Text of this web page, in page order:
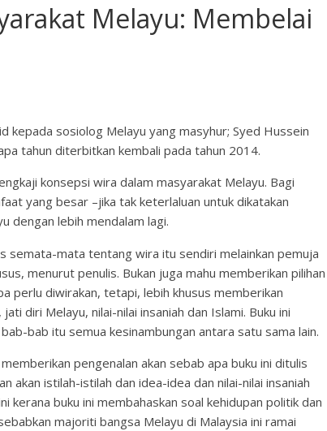
Melayu: Membelai
kepada sosiolog Melayu yang masyhur; Syed Hussein
tahun diterbitkan kembali pada tahun 2014.
konsepsi wira dalam masyarakat Melayu. Bagi
yang besar –jika tak keterlaluan untuk dikatakan
dengan lebih mendalam lagi.
semata-mata tentang wira itu sendiri melainkan pemuja
menurut penulis. Bukan juga mahu memberikan pilihan
perlu diwirakan, tetapi, lebih khusus memberikan
diri Melayu, nilai-nilai insaniah dan Islami. Buku ini
bab itu semua kesinambungan antara satu sama lain.
pengenalan akan sebab apa buku ini ditulis
akan istilah-istilah dan idea-idea dan nilai-nilai insaniah
kerana buku ini membahaskan soal kehidupan politik dan
majoriti bangsa Melayu di Malaysia ini ramai